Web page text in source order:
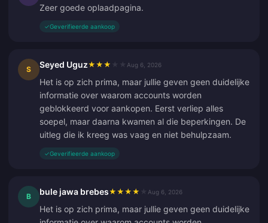
Zeer goede oplaadpagina.
✓Geverifieerde aankoop
S Seyed Uguz★ ★ ★ Aug 6, 2026
Het is op zich prima, maar jullie geven geen duidelijke
informatie over waarom accounts worden
geblokkeerd voor aankopen. Eerst verliep alles
soepel, maar daarna kwamen al die beperkingen. De
uitleg die ik kreeg was vaag en niet behulpzaam.
✓Geverifieerde aankoop
B bule jawa brebes★ ★ ★ ★ Aug 6, 2026
Het is op zich prima, maar jullie geven geen duidelijke